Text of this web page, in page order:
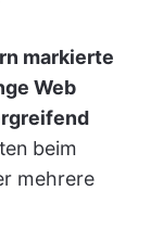
markierte
Web
beim
mehrere